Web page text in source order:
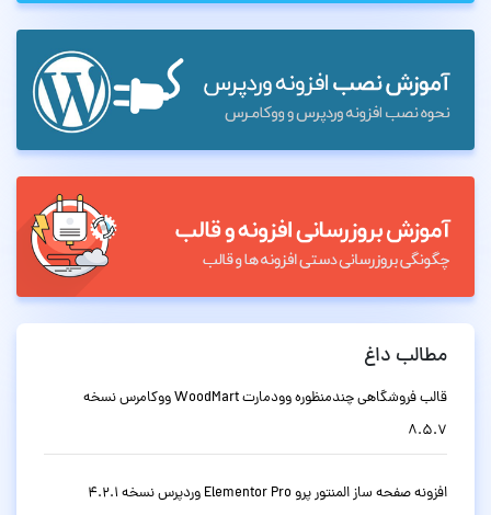
مطالب داغ
قالب فروشگاهی چندمنظوره وودمارت WoodMart ووکامرس نسخه
8.5.7
افزونه صفحه ساز المنتور پرو Elementor Pro وردپرس نسخه 4.2.1